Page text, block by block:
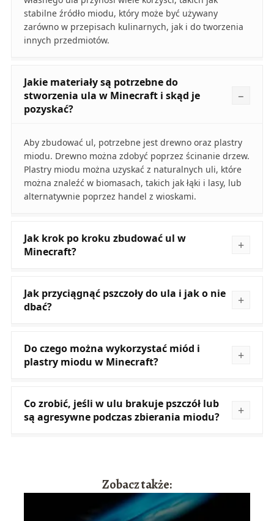
stabilne źródło miodu, który może być używany
zarówno w przepisach kulinarnych, jak i do tworzenia
innych przedmiotów.
Jakie materiały są potrzebne do
stworzenia ula w Minecraft i skąd je
pozyskać?
Aby zbudować ul, potrzebne jest drewno oraz plastry
miodu. Drewno można zdobyć poprzez ścinanie drzew.
Plastry miodu można uzyskać z naturalnych uli, które
można znaleźć w biomasach, takich jak łąki i lasy, lub
alternatywnie poprzez handel z wioskami.
Jak krok po kroku zbudować ul w
Minecraft?
Jak przyciągnąć pszczoły do ula i jak o nie
dbać?
Do czego można wykorzystać miód i
plastry miodu w Minecraft?
Co zrobić, jeśli w ulu brakuje pszczół lub
są agresywne podczas zbierania miodu?
Zobacz także: